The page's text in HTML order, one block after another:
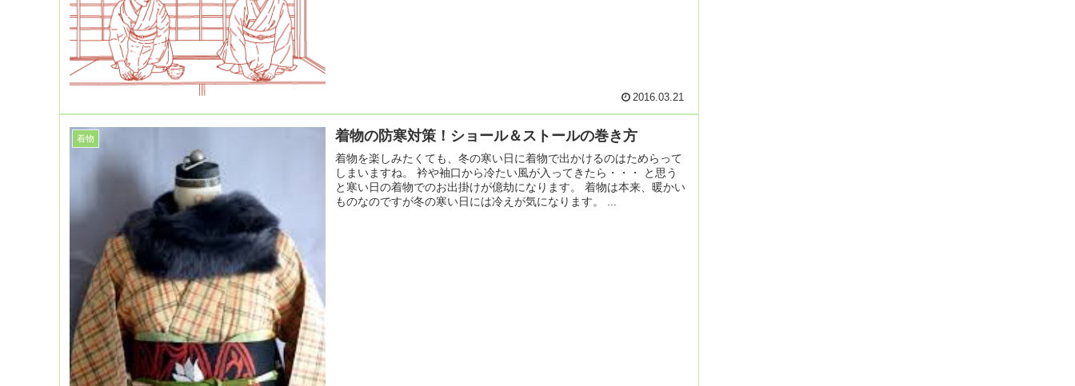
2016.03.21
着物 着物の防寒対策！ショール＆ストールの巻き方
着物を楽しみたくても、冬の寒い日に着物で出かけるのはためらって
しまいますね。 衿や袖口から冷たい風が入ってきたら・・・ と思う
と寒い日の着物でのお出掛けが億劫になります。 着物は本来、暖かい
ものなのですが冬の寒い日には冷えが気になります。 ...